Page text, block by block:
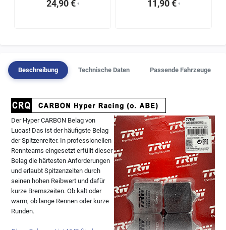
24,90 € ¹ 11,90 € ¹
Beschreibung Technische Daten Passende Fahrzeuge
Der Hyper CARBON Belag von
Lucas! Das ist der häufigste Belag
der Spitzenreiter. In professionellen
Rennteams eingesetzt erfüllt dieser
Belag die härtesten Anforderungen
und erlaubt Spitzenzeiten durch
seinen hohen Reibwert und dafür
kurze Bremszeiten. Ob kalt oder
warm, ob lange Rennen oder kurze
Runden.